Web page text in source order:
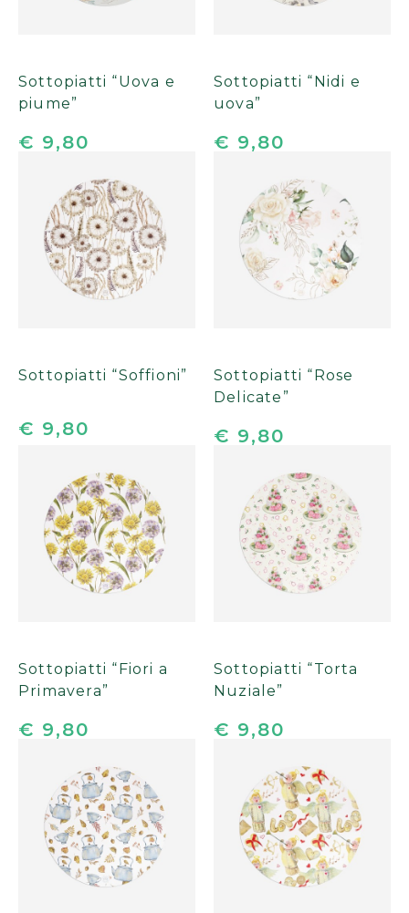
Sottopiatti “Uova e
piume”
€ 9,80
Sottopiatti “Nidi e
uova”
€ 9,80
Sottopiatti “Soffioni”
€ 9,80
Sottopiatti “Rose
Delicate”
€ 9,80
Sottopiatti “Fiori a
Primavera”
€ 9,80
Sottopiatti “Torta
Nuziale”
€ 9,80